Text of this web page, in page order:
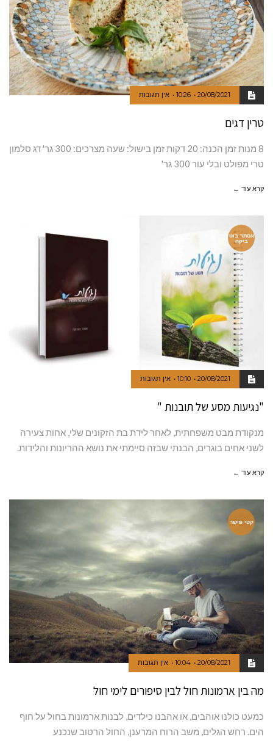
20/08/2021
10:26 אין תגובות
טרין דגים
8 מנות זמן הכנה: 20 דקות זמן בישול: שעה מצרכים: 300 גר' דג סלמון
טרי מפולט ובלי עור 300 גר'
קרא עוד ←
אסתר בוט
ביקה
20/08/2021
10:10 אין תגובות
"נגיעות מסע של תובנות "
מנקודת מבט משפחתית, לאחר לידת בת הזקונים שלי, אחות צעירה
לשני אחים בוגרים, הבנתי שבזה סיימתי את נושא ההריונות והלידות.
קרא עוד ←
קטי פישר
20/08/2021
10:04 אין תגובות
מה בין ארמונות חול לבין סיפורים לימי חול
כמעט כולנו אוהבים, או אהבנו כילדים, לבנות ארמונות בחול על חוף
הים. רחש הגלים, משב הרוח המרענן, החול הרטוב שנכנע